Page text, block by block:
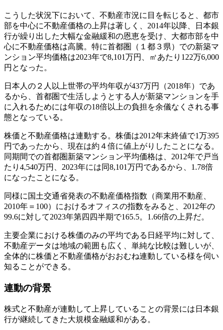
こうした状況下において、不動産市況に目を転じると、都市
部を中心に不動産価格の上昇は著しく、2014年以降、日本銀
行が繰り出した大幅な金融緩和の恩恵を受け、大都市部を中
心に不動産価格は高騰。特に首都圏（１都３県）での新築マ
ンション平均価格は2023年で8,101万円、㎡あたり122万6,000
円となった。
日本人の２人以上世帯の平均年収が437万円（2018年）であ
るから、首都圏で生活しようとする人が新築マンションを手
に入れるためには年収の18倍以上の負担を余儀なくされる事
態となっている。
株価と不動産価格は連動する。株価は2012年末終値で1万395
円であったから、現在は約４倍に値上がりしたことになる。
同期間での首都圏新築マンション平均価格は、2012年で戸当
たり4,540万円、2023年には同8,101万円であるから、1.78倍
になったことになる。
同様に国土交通省発表の不動産価格指数（商業用不動産、
2010年＝100）におけるオフィスの指数をみると、2012年の
99.6に対して2023年第四四半期で165.5。1.66倍の上昇だ。
主要企業における株価のみの平均である日経平均に対して、
不動産データは地域の範囲も広く、単純な比較は難しいが、
全体的に株価と不動産価格がおおむね連動している様を伺い
知ることができる。
連動の背景
株式と不動産が連動して上昇していることの背景には日本銀
行が継続してきた大規模金融緩和がある。